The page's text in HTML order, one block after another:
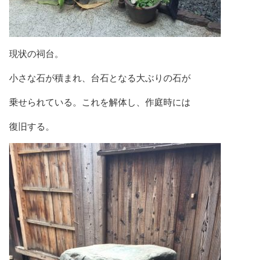
現状の祠台。
小さな石が積まれ、台石となる大ぶりの石が
乗せられている。これを解体し、作庭時には
復旧する。